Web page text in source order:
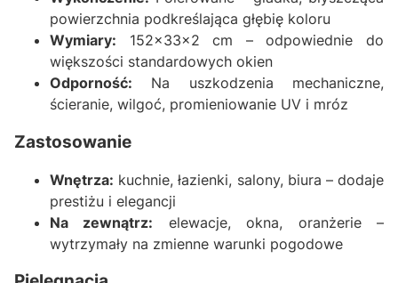
powierzchnia podkreślająca głębię koloru
Wymiary: 152x33x2 cm – odpowiednie do
większości standardowych okien
Odporność: Na uszkodzenia mechaniczne,
ścieranie, wilgoć, promieniowanie UV i mróz
Zastosowanie
Wnętrza: kuchnie, łazienki, salony, biura – dodaje
prestiżu i elegancji
Na zewnątrz: elewacje, okna, oranżerie –
wytrzymały na zmienne warunki pogodowe